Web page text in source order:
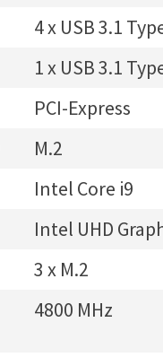
4 x USB 3.1
1 x USB 3.1
PCI-Express
M.2
Intel Core i9
Intel UHD
3 x M.2
4800 MHz